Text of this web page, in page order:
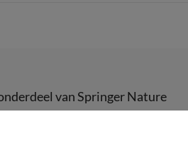
vanSpringer Nature